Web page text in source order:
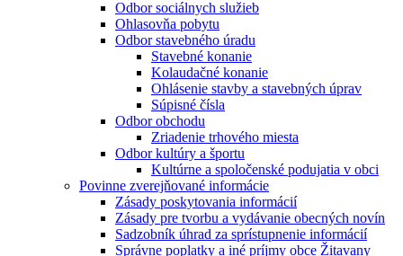
Odbor sociálnych služieb
Ohlasovňa pobytu
Odbor stavebného úradu
Stavebné konanie
Kolaudačné konanie
Ohlásenie stavby a stavebných úprav
Súpisné čísla
Odbor obchodu
Zriadenie trhového miesta
Odbor kultúry a športu
Kultúrne a spoločenské podujatia v obci
Povinne zverejňované informácie
Zásady poskytovania informácií
Zásady pre tvorbu a vydávanie obecných novín
Sadzobník úhrad za sprístupnenie informácií
Správne poplatky a iné príjmy obce Žitavany